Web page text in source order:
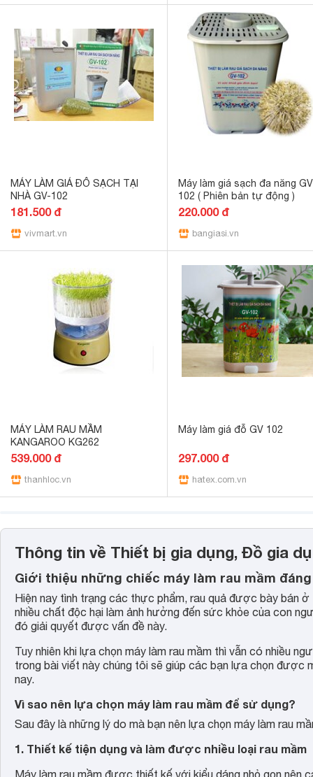
MÁY LÀM GIÁ ĐỖ SẠCH TẠI
NHÀ GV-102
181.500 đ
vivmart.vn
Máy làm giá sạch đa năng
102 ( Phiên bản tự động )
220.000 đ
bangiasi.vn
MÁY LÀM RAU MẦM
KANGAROO KG262
539.000 đ
thanhloc.vn
Máy làm giá đỗ GV 102
297.000 đ
hatex.com.vn
Thông tin về Thiết bị gia dụng, Đồ gia
Giới thiệu những chiếc máy làm rau mầm
Hiện nay tình trạng các thực phẩm, rau quả được bày bán
nhiều chất độc hại làm ảnh hưởng đến sức khỏe của con
đó giải quyết được vấn đề này.
Tuy nhiên khi lựa chọn máy làm rau mầm thì vẫn có nhiều
trong bài viết này chúng tôi sẽ giúp các bạn lựa chọn được
nay.
Vì sao nên lựa chọn máy làm rau mầm để sử dụng?
Sau đây là những lý do mà bạn nên lựa chọn máy làm rau
1. Thiết kế tiện dụng và làm được nhiều loại rau mầm
Máy làm rau mầm được thiết kế với kiểu dáng nhỏ gọn